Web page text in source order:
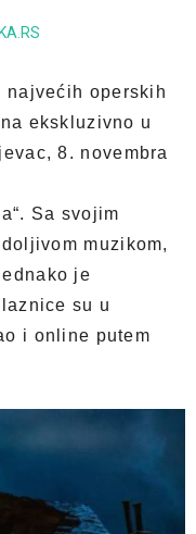
najvećih operskih
ekskluzivno u
8. novembra
Sa svojim
muzikom,
je
su u
i online putem